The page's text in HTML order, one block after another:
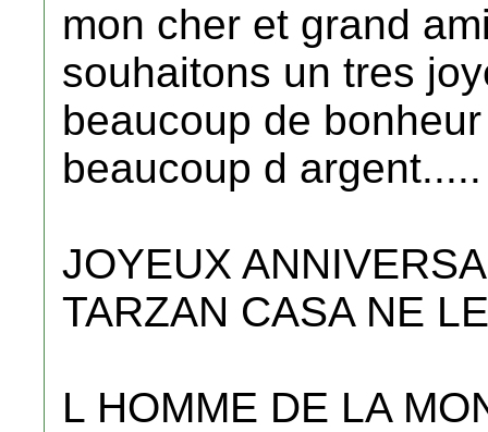
mon cher et grand
souhaitons un tres
beaucoup de
beaucoup d argent.....
JOYEUX
TARZAN CASA NE
L HOMME DE LA